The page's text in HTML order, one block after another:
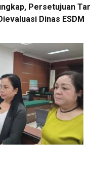
Persetujuan
Dinas ESDM